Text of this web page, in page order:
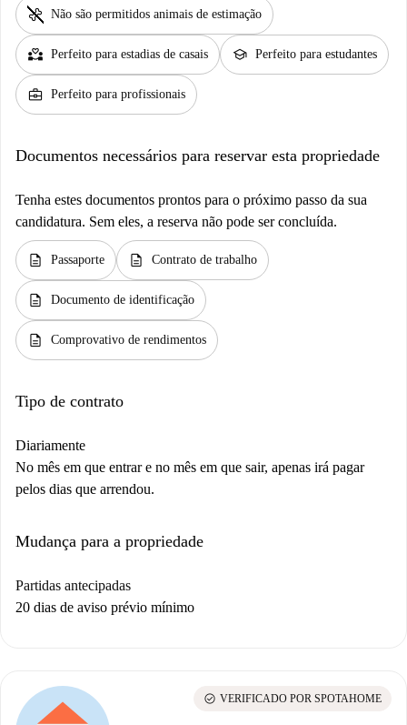
pet_supplies Não são permitidos animais de estimação
partner_heart Perfeito para estadias de casais school Perfeito para estudantes
business_center Perfeito para profissionais
Documentos necessários para reservar esta propriedade
Tenha estes documentos prontos para o próximo passo da sua
candidatura. Sem eles, a reserva não pode ser concluída.
description Passaporte description Contrato de trabalho
description Documento de identificação
description Comprovativo de rendimentos
Tipo de contrato
Diariamente
No mês em que entrar e no mês em que sair, apenas irá pagar
pelos dias que arrendou.
Mudança para a propriedade
Partidas antecipadas
20 dias de aviso prévio mínimo
check_circle VERIFICADO POR SPOTAHOME